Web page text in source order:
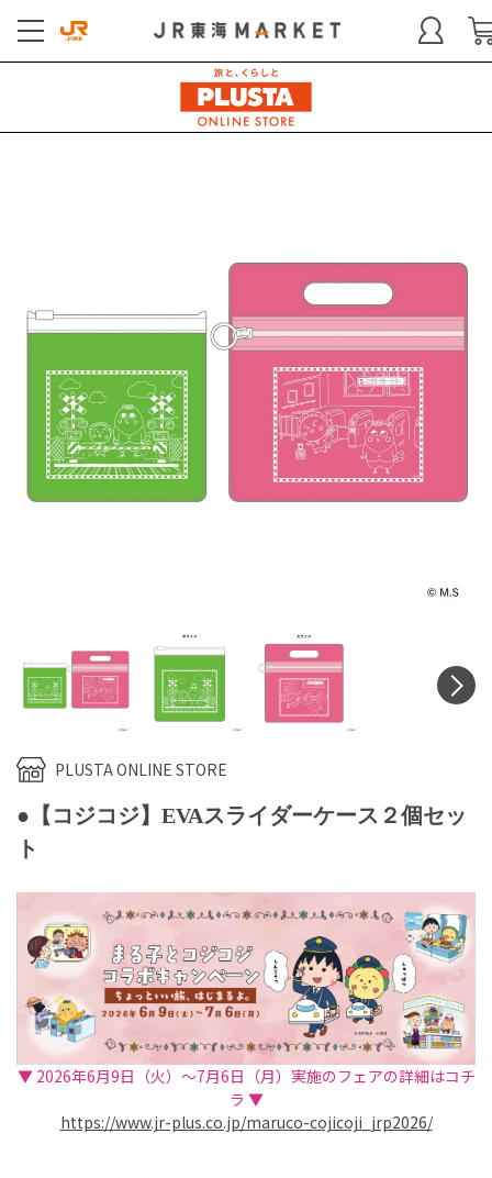
PLUSTA ONLINE STORE
●【コジコジ】EVAスライダーケース２個セッ
ト
▼ 2026年6月9日（火）～7月6日（月）実施のフェアの詳細はコチ
ラ ▼
https://www.jr-plus.co.jp/maruco-cojicoji_jrp2026/